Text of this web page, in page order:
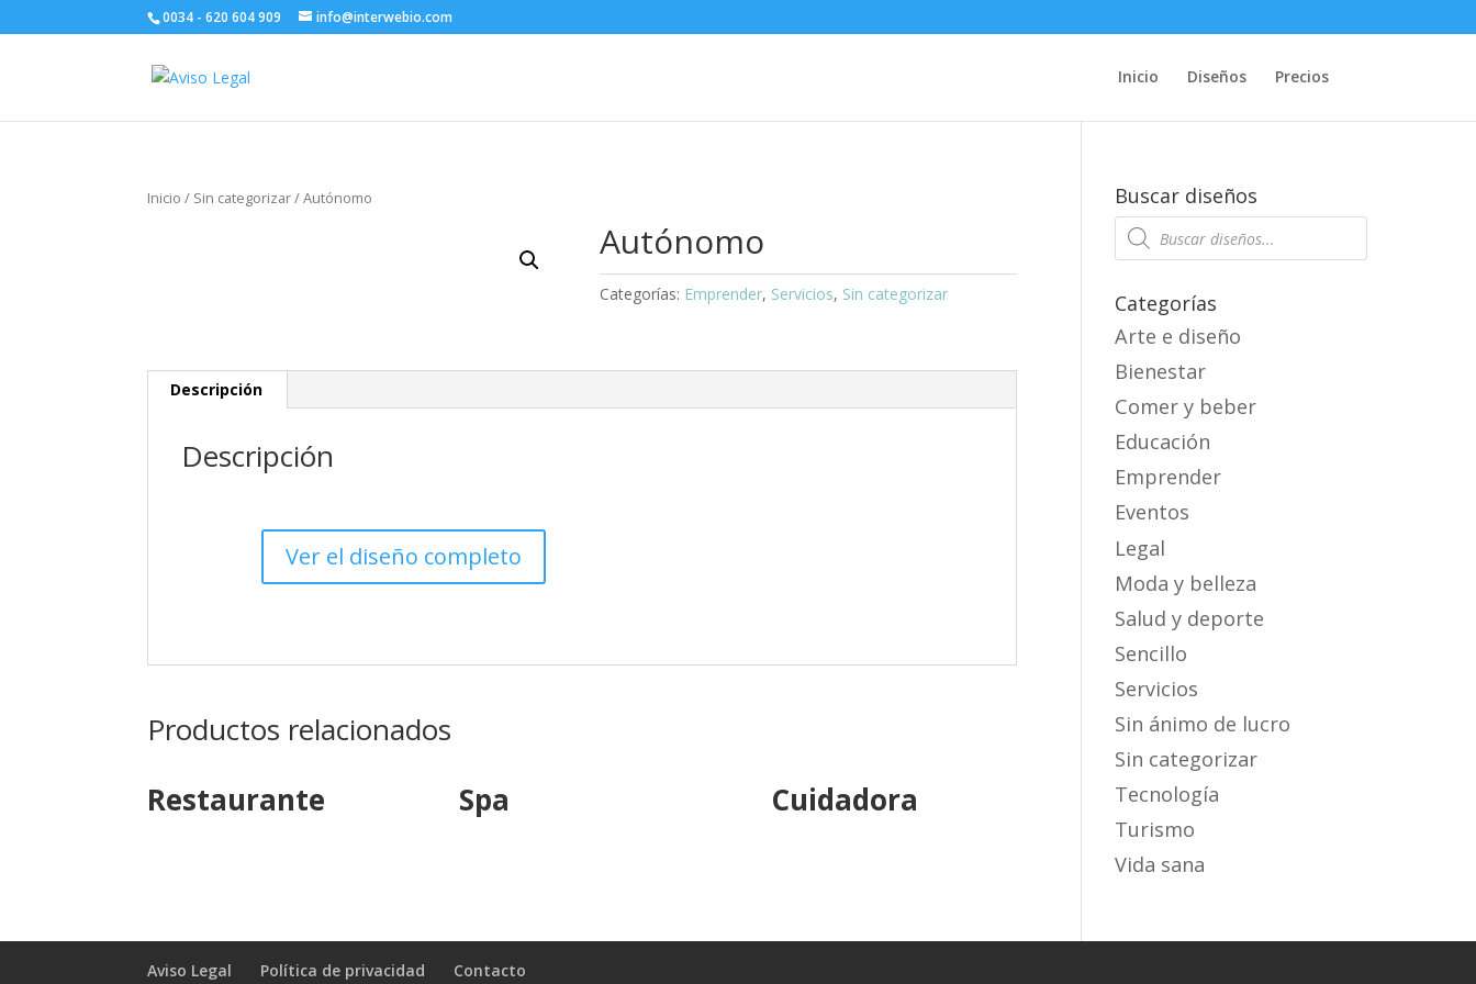
0034 - 620 604 909 info@interwebio.com
Inicio Diseños Precios
Inicio / Sin categorizar/ Autónomo
Autónomo
Categorías: Emprender, Servicios, Sin categorizar
Descripción
Descripción
Ver el diseño completo
Productos relacionados
Restaurante
Spa Cuidadora
Buscar diseños
Products
search
Categorías
Arte e diseño
Bienestar
Comer y beber
Educación
Emprender
Eventos
Legal
Moda y belleza
Salud y deporte
Sencillo
Servicios
Sin ánimo de lucro
Sin categorizar
Tecnología
Turismo
Vida sana
Aviso Legal Política de privacidad Contacto